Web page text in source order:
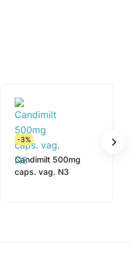
-3%
Candimilt 500mg
caps. vag. N3